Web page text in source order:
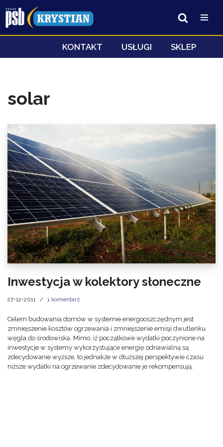
Przejdź
do
KONTAKT USŁUGI SKLEP
solar
Inwestycja w kolektory słoneczne
27-12-2011 1 komentarz
Celem budowania domów w systemie energooszczędnym jest
zmniejszenie kosztów ogrzewania i zmniejszenie emisji dwutlenku
węgla do środowiska. Mimo, iż początkowe wydatki poczynione na
inwestycje w systemy wykorzystujące energię odnawialną są
zdecydowanie wyższe, to jednakże w dłuższej perspektywie czasu
niższe wydatki na ogrzewanie zdecydowanie je rekompensują.